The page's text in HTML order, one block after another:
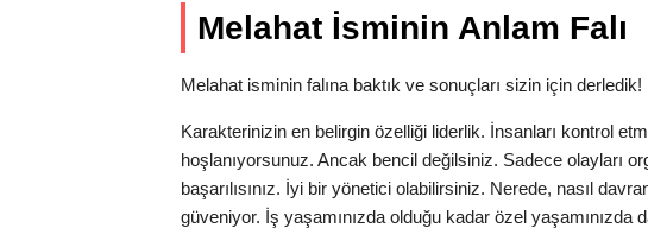
Melahat İsminin Anlam Falı
Melahat isminin falına baktık ve sonuçları sizin için derledik!
Karakterinizin en belirgin özelliği liderlik. İnsanları kontrol
hoşlanıyorsunuz. Ancak bencil değilsiniz. Sadece olayları
başarılısınız. İyi bir yönetici olabilirsiniz. Nerede, nasıl
güveniyor. İş yaşamınızda olduğu kadar özel